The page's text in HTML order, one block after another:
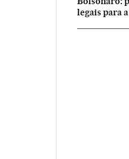
legais para